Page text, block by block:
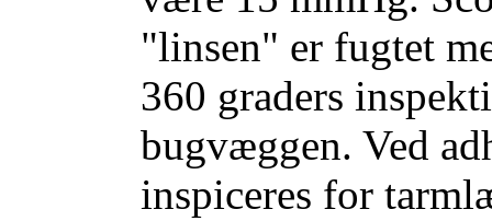
"linsen" er fugtet
360 graders
bugvæggen. Ved
inspiceres for